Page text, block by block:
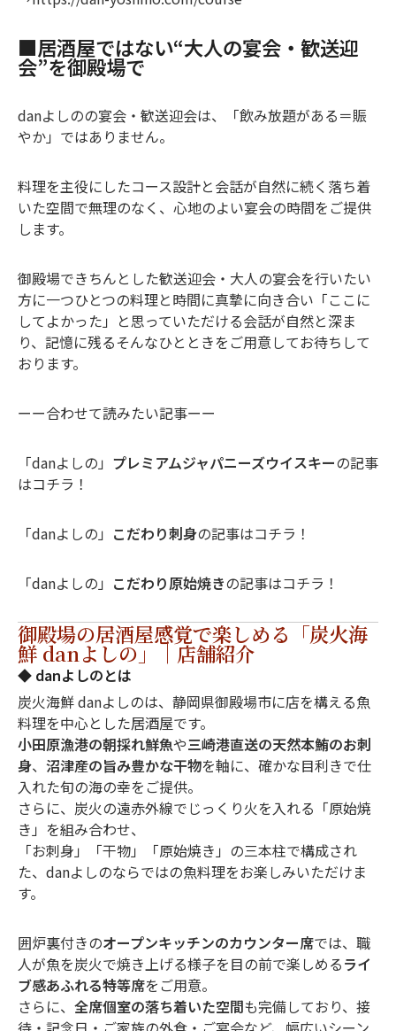
■居酒屋ではない“大人の宴会・歓送迎
会”を御殿場で
danよしのの宴会・歓送迎会は、「飲み放題がある＝賑
やか」ではありません。
料理を主役にしたコース設計と会話が自然に続く落ち着
いた空間で無理のなく、心地のよい宴会の時間をご提供
します。
御殿場できちんとした歓送迎会・大人の宴会を行いたい
方に一つひとつの料理と時間に真摯に向き合い「ここに
してよかった」と思っていただける会話が自然と深ま
り、記憶に残るそんなひとときをご用意してお待ちして
おります。
ーー合わせて読みたい記事ーー
「danよしの」 プレミアムジャパニーズウイスキーの記事
はコチラ！
「danよしの」 こだわり刺身の記事はコチラ！
「danよしの」 こだわり原始焼きの記事はコチラ！
御殿場の居酒屋感覚で楽しめる「炭火海
鮮 danよしの」｜店舗紹介
◆ danよしのとは
炭火海鮮 danよしのは、静岡県御殿場市に店を構える魚
料理を中心とした居酒屋です。
小田原漁港の朝採れ鮮魚や三崎港直送の天然本鮪のお刺
身、 沼津産の旨み豊かな干物を軸に、確かな目利きで仕
入れた旬の海の幸をご提供。
さらに、炭火の遠赤外線でじっくり火を入れる「原始焼
き」を組み合わせ、
「お刺身」「干物」「原始焼き」の三本柱で構成され
た、danよしのならではの魚料理をお楽しみいただけま
す。
囲炉裏付きのオープンキッチンのカウンター席では、職
人が魚を炭火で焼き上げる様子を目の前で楽しめるライ
ブ感あふれる特等席をご用意。
さらに、 全席個室の落ち着いた空間も完備しており、接